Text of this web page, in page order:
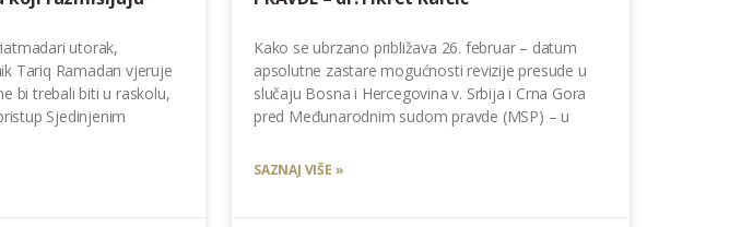
utorak,
Tariq Ramadan vjeruje
bi trebali biti u raskolu,
Sjedinjenim
Kako se ubrzano približava 26. februar – datum
apsolutne zastare mogućnosti revizije presude u
slučaju Bosna i Hercegovina v. Srbija i Crna Gora
pred Međunarodnim sudom pravde (MSP) – u
SAZNAJ VIŠE »